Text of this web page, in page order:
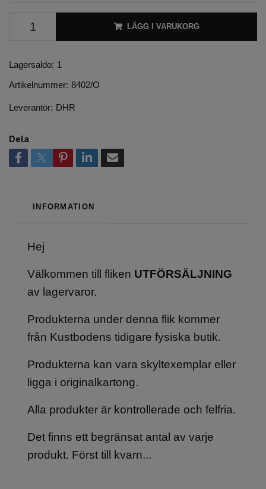
LÄGG I VARUKORG
Lagersaldo: 1
Artikelnummer: 8402/O
Leverantör: DHR
Dela
INFORMATION
Hej
Välkommen till fliken UTFÖRSÄLJNING
av lagervaror.
Produkterna under denna flik kommer
från Kustbodens tidigare fysiska butik.
Produkterna kan vara skyltexemplar eller
ligga i originalkartong.
Alla produkter är kontrollerade och felfria.
Det finns ett begränsat antal av varje
produkt. Först till kvarn...